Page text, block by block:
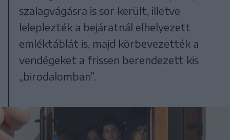
szalagvágásra is sor került, illetve
leleplezték a bejáratnál elhelyezett
emléktáblát is, majd körbevezették a
vendégeket a frissen berendezett kis
„birodalomban”.